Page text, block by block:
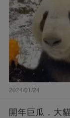
2024/01/24
開年巨瓜，大